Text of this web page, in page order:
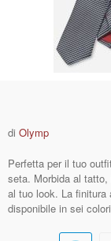
di Olymp
Perfetta per il tuo
seta. Morbida al
al tuo look. La finitura
disponibile in sei